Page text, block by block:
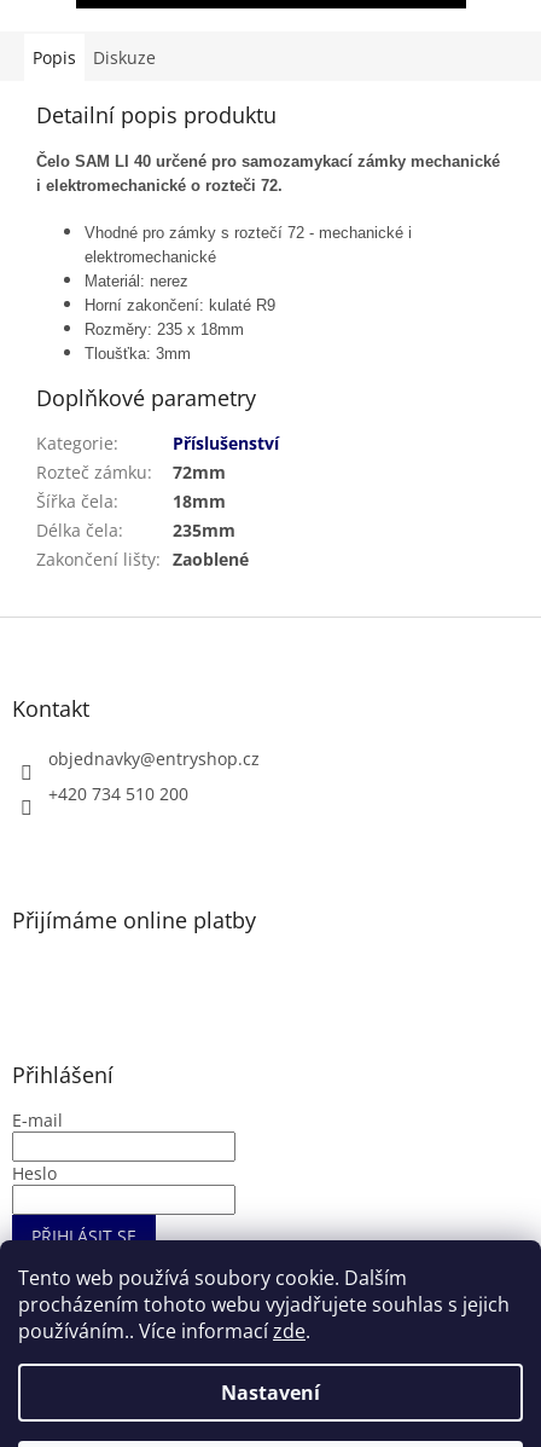
Tento web používá soubory cookie. Dalším
procházením tohoto webu vyjadřujete souhlas s jejich
používáním.. Více informacízde.
Nastavení
Popis Diskuze
Detailní popis produktu
Čelo SAM LI 40 určené pro samozamykací zámky mechanické
i elektromechanické o rozteči 72.
Vhodné pro zámky s roztečí 72 - mechanické i
elektromechanické
Materiál: nerez
Horní zakončení: kulaté R9
Rozměry: 235 x 18mm
Tloušťka: 3mm
Doplňkové parametry
Kategorie:
Příslušenství
Rozteč zámku:
72mm
Šířka čela:
18mm
Délka čela:
235mm
Zakončení lišty: Zaoblené
Z
Kontakt
objednavky@entryshop.cz
+420 734 510 200
Přijímáme online platby
Přihlášení
E-mail
Heslo
PŘIHLÁSIT SE
Nová registraceZapomenuté heslo